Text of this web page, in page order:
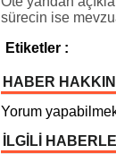
sürecin ise
Etiketler :
HABER
Yorum
İLGİLİ